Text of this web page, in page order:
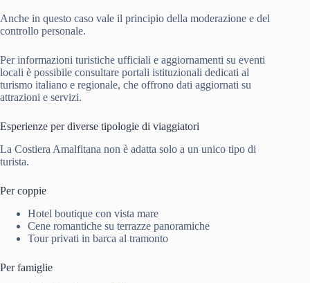
Anche in questo caso vale il principio della moderazione e del
controllo personale.
Per informazioni turistiche ufficiali e aggiornamenti su eventi
locali è possibile consultare portali istituzionali dedicati al
turismo italiano e regionale, che offrono dati aggiornati su
attrazioni e servizi.
Esperienze per diverse tipologie di viaggiatori
La Costiera Amalfitana non è adatta solo a un unico tipo di
turista.
Per coppie
Hotel boutique con vista mare
Cene romantiche su terrazze panoramiche
Tour privati in barca al tramonto
Per famiglie